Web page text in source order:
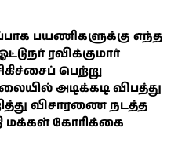
பயணிகளுக்கு எந்த
ரவிக்குமார்
பெற்று
அடிக்கடி விபத்து
விசாரணை நடத்த
மக்கள் கோரிக்கை